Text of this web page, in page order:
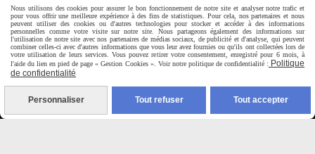
Horaire d'ouverture:
Du Mardi au Samedi de
9H00 - 12H30 / 14H00-18H30

Paiement sécurisé
Nous utilisons des cookies pour assurer le bon fonctionnement de notre site et analyser notre trafic et
pour vous offrir une meilleure expérience à des fins de statistiques. Pour cela, nos partenaires et nous
peuvent utiliser des cookies ou d'autres technologies pour stocker et accéder à des informations
personnelles comme votre visite sur notre site. Nous partageons également des informations sur
l'utilisation de notre site avec nos partenaires de médias sociaux, de publicité et d'analyse, qui peuvent
combiner celles-ci avec d'autres informations que vous leur avez fournies ou qu'ils ont collectées lors de
votre utilisation de leurs services. Vous pouvez retirer votre consentement, enregistré pour 6 mois, à
l'aide du lien en pied de page « Gestion Cookies ». Voir notre politique de confidentialité : Politique
de confidentialité
Personnaliser Tout refuser Tout accepter